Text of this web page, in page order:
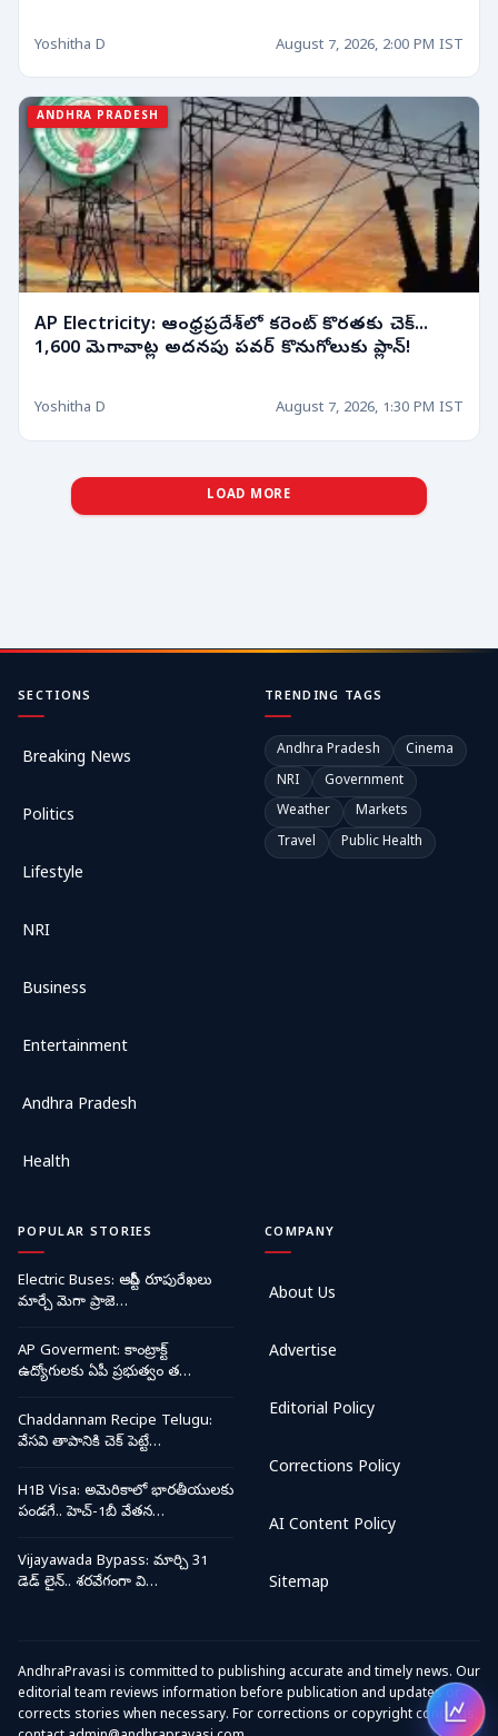
Yoshitha D August 7, 2026, 2:00 PM IST
ANDHRA PRADESH
AP Electricity: ఆంధ్రప్రదేశ్‌లో కరెంట్ కొరతకు చెక్...
1,600 మెగావాట్ల అదనపు పవర్ కొనుగోలుకు ప్లాన్!
Yoshitha D August 7, 2026, 1:30 PM IST
LOAD MORE
SECTIONS
Breaking News
Politics
Lifestyle
NRI
Business
Entertainment
Andhra Pradesh
Health
TRENDING TAGS
Andhra Pradesh
Cinema
NRI
Government
Weather
Markets
Travel
Public Health
POPULAR STORIES
Electric Buses: ఆర్టీసీ రూపురేఖలు
మార్చే మెగా ప్రాజె…
AP Goverment: కాంట్రాక్ట్
ఉద్యోగులకు ఏపీ ప్రభుత్వం త…
Chaddannam Recipe Telugu:
వేసవి తాపానికి చెక్ పెట్టే…
H1B Visa: అమెరికాలో భారతీయులకు
పండగే.. హెచ్-1బీ వేతన…
Vijayawada Bypass: మార్చి 31
డెడ్ లైన్.. శరవేగంగా వి…
COMPANY
About Us
Advertise
Editorial Policy
Corrections Policy
AI Content Policy
Sitemap
AndhraPravasi is committed to publishing accurate and timely news. Our
editorial team reviews information before publication and updates or
corrects stories when necessary. For corrections or copyright concerns,